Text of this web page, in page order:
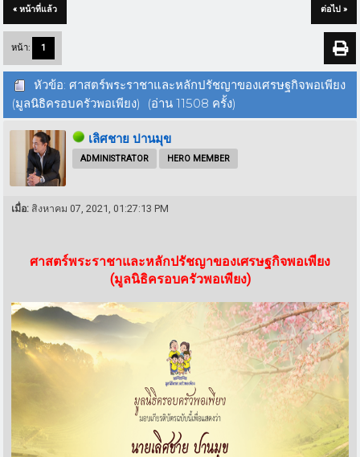
« หน้าที่แล้ว ต่อไป »
หน้า: 1
หัวข้อ: ศาสตร์พระราชาและหลักปรัชญาของเศรษฐกิจพอเพียง
(มูลนิธิครอบครัวพอเพียง) (อ่าน 11508 ครั้ง)
เลิศชาย ปานมุข
ADMINISTRATOR HERO MEMBER
เมื่อ: สิงหาคม 07, 2021, 01:27:13 PM
ศาสตร์พระราชาและหลักปรัชญาของเศรษฐกิจพอเพียง
(มูลนิธิครอบครัวพอเพียง)